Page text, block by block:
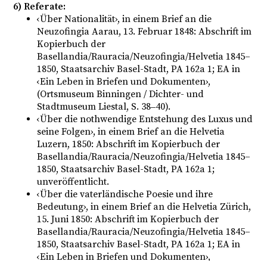
6) Referate:
‹Über Nationalität›, in einem Brief an die
Neuzofingia Aarau, 13. Februar 1848: Abschrift im
Kopierbuch der
Basellandia/Rauracia/Neuzofingia/Helvetia 1845–
1850, Staatsarchiv Basel-Stadt, PA 162a 1; EA in
‹Ein Leben in Briefen und Dokumenten›,
(Ortsmuseum Binningen / Dichter- und
Stadtmuseum Liestal, S. 38‒40).
‹Über die nothwendige Entstehung des Luxus und
seine Folgen›, in einem Brief an die Helvetia
Luzern, 1850: Abschrift im Kopierbuch der
Basellandia/Rauracia/Neuzofingia/Helvetia 1845–
1850, Staatsarchiv Basel-Stadt, PA 162a 1;
unveröffentlicht.
‹Über die vaterländische Poesie und ihre
Bedeutung›, in einem Brief an die Helvetia Zürich,
15. Juni 1850: Abschrift im Kopierbuch der
Basellandia/Rauracia/Neuzofingia/Helvetia 1845–
1850, Staatsarchiv Basel-Stadt, PA 162a 1; EA in
‹Ein Leben in Briefen und Dokumenten›,